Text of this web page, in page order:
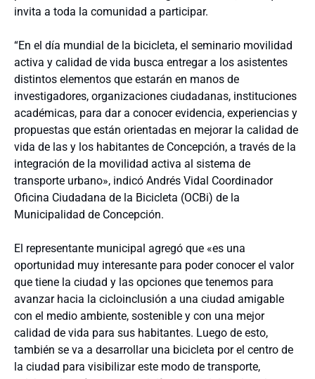
invita a toda la comunidad a participar.
“En el día mundial de la bicicleta, el seminario movilidad
activa y calidad de vida busca entregar a los asistentes
distintos elementos que estarán en manos de
investigadores, organizaciones ciudadanas, instituciones
académicas, para dar a conocer evidencia, experiencias y
propuestas que están orientadas en mejorar la calidad de
vida de las y los habitantes de Concepción, a través de la
integración de la movilidad activa al sistema de
transporte urbano», indicó Andrés Vidal Coordinador
Oficina Ciudadana de la Bicicleta (OCBi) de la
Municipalidad de Concepción.
El representante municipal agregó que «es una
oportunidad muy interesante para poder conocer el valor
que tiene la ciudad y las opciones que tenemos para
avanzar hacia la cicloinclusión a una ciudad amigable
con el medio ambiente, sostenible y con una mejor
calidad de vida para sus habitantes. Luego de esto,
también se va a desarrollar una bicicleta por el centro de
la ciudad para visibilizar este modo de transporte,